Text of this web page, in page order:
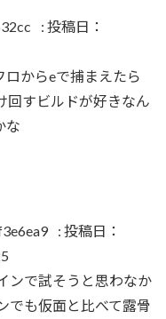
: 投稿日：
からeで捕まえたら
回すビルドが好きなん
な
: 投稿日：
ンで試そうと思わなか
でも仮面と比べて露骨